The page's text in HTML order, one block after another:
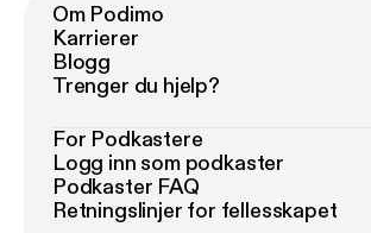
Om Podimo
Karrierer
Blogg
Trenger du hjelp?
For Podkastere
Logg inn som podkaster
Podkaster FAQ
Retningslinjer for fellesskapet